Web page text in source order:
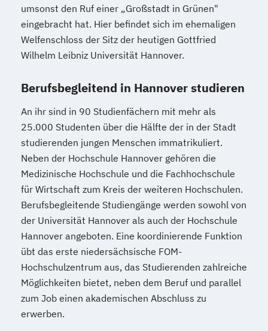
umsonst den Ruf einer „Großstadt in Grünen"
eingebracht hat. Hier befindet sich im ehemaligen
Welfenschloss der Sitz der heutigen Gottfried
Wilhelm Leibniz Universität Hannover.
Berufsbegleitend in Hannover studieren
An ihr sind in 90 Studienfächern mit mehr als
25.000 Studenten über die Hälfte der in der Stadt
studierenden jungen Menschen immatrikuliert.
Neben der Hochschule Hannover gehören die
Medizinische Hochschule und die Fachhochschule
für Wirtschaft zum Kreis der weiteren Hochschulen.
Berufsbegleitende Studiengänge werden sowohl von
der Universität Hannover als auch der Hochschule
Hannover angeboten. Eine koordinierende Funktion
übt das erste niedersächsische FOM-
Hochschulzentrum aus, das Studierenden zahlreiche
Möglichkeiten bietet, neben dem Beruf und parallel
zum Job einen akademischen Abschluss zu
erwerben.